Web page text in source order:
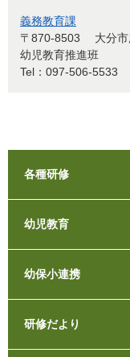
義務教育課
〒870-8503
大分
幼児教育推進班
Tel：097-506-5533
各種研修
幼児教育
幼保小連携
研修だより